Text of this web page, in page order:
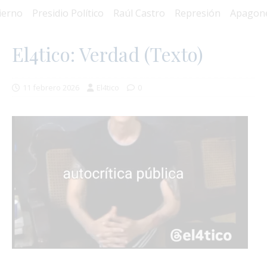
Presidio Político Raúl Castro Represión Apagones
El4tico: Verdad (Texto)